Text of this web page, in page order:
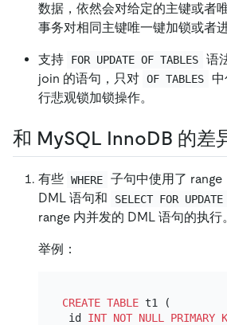
数据，依然会对给定的主键或者
事务对相同主键唯一键加锁或者
支持 FOR UPDATE OF TABLES
语
join 的语句，只对 OF TABLES
行悲观锁加锁操作。
和 MySQL InnoDB 的差
有些 WHERE
子句中使用了
DML 语句和
SELECT FOR UPDATE
range 内并发的 DML 语句的执行。
举例：
CREATE TABLE t1 (
id INT NOT NULL PRIMARY